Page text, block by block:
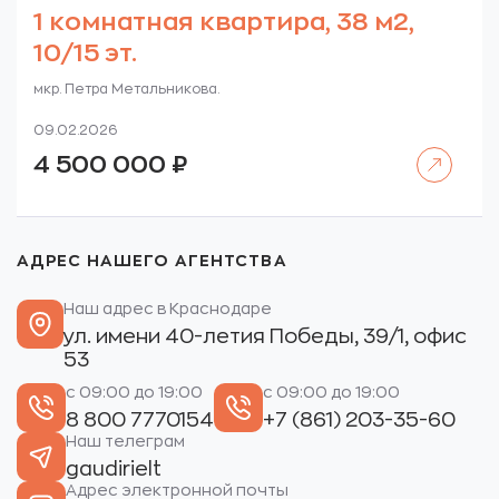
1 комнатная квартира, 38 м2,
10/15 эт.
мкр. Петра Метальникова.
09.02.2026
4 500 000 ₽
АДРЕС НАШЕГО АГЕНТСТВА
Наш адрес в Краснодаре
ул. имени 40-летия Победы, 39/1, офис
53
с 09:00 до 19:00
8 800 7770154
с 09:00 до 19:00
+7 (861) 203-35-60
Наш телеграм
gaudirielt
Адрес электронной почты